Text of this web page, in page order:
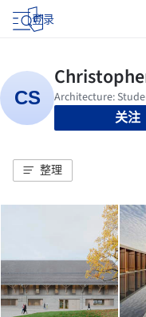
登录
关注
整理